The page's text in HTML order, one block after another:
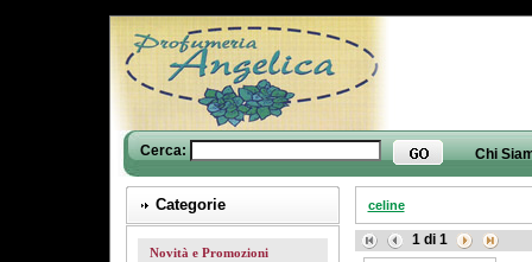
Cerca: Chi
Categorie
Novità e Promozioni
celine
1di 1